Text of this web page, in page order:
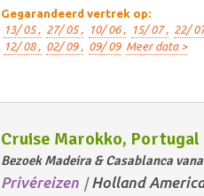
Gegarandeerd vertrek op:
13/ 05 , 27/ 05 , 10/ 06 , 15/ 07 , 22/
12/ 08 , 02/ 09 , 09/ 09 Meer data >
Cruise Marokko, Portugal
Bezoek Madeira & Casablanca
Privéreizen / Holland